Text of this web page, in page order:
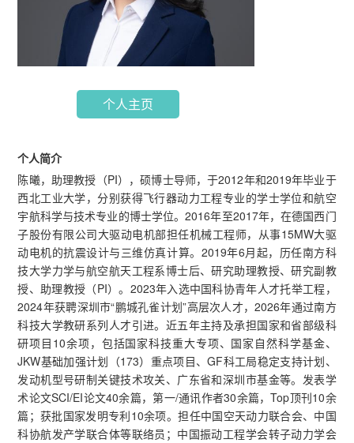
个人主页
个人简介
陈曦，助理教授（PI），硕博士导师，于2012年和2019年毕业于
西北工业大学，分别获得飞行器动力工程专业的学士学位和航空
宇航科学与技术专业的博士学位。2016年至2017年，在德国西门
子股份有限公司大驱动电机部担任机械工程师，从事15MW大驱
动电机的抗震设计与三维仿真计算。2019年6月起，历任南方科
技大学力学与航空航天工程系博士后、研究助理教授、研究副教
授、助理教授（PI）。2023年入选中国科协青年人才托举工程，
2024年获聘深圳市“鹏城孔雀计划”高层次人才，2026年通过南方
科技大学教研系列人才引进。近五年主持及承担国家和省部级科
研项目10余项，包括国家科技重大专项、国家自然科学基金、
JKW基础加强计划（173）重点项目、GF科工局稳定支持计划、
发动机型号研制关键技术攻关、广东省和深圳市基金等。发表学
术论文SCI/EI论文40余篇，第一/通讯作者30余篇，Top顶刊10余
篇；获批国家发明专利10余项。担任中国空天动力联合会、中国
科协航发产学联合体等联络员；中国振动工程学会转子动力学会